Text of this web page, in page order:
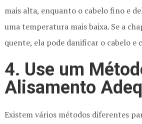
mais alta, enquanto o cabelo fino e
uma temperatura mais baixa. Se a
quente, ela pode danificar o cabelo e
4. Use um
Alisamento
Existem vários métodos diferentes